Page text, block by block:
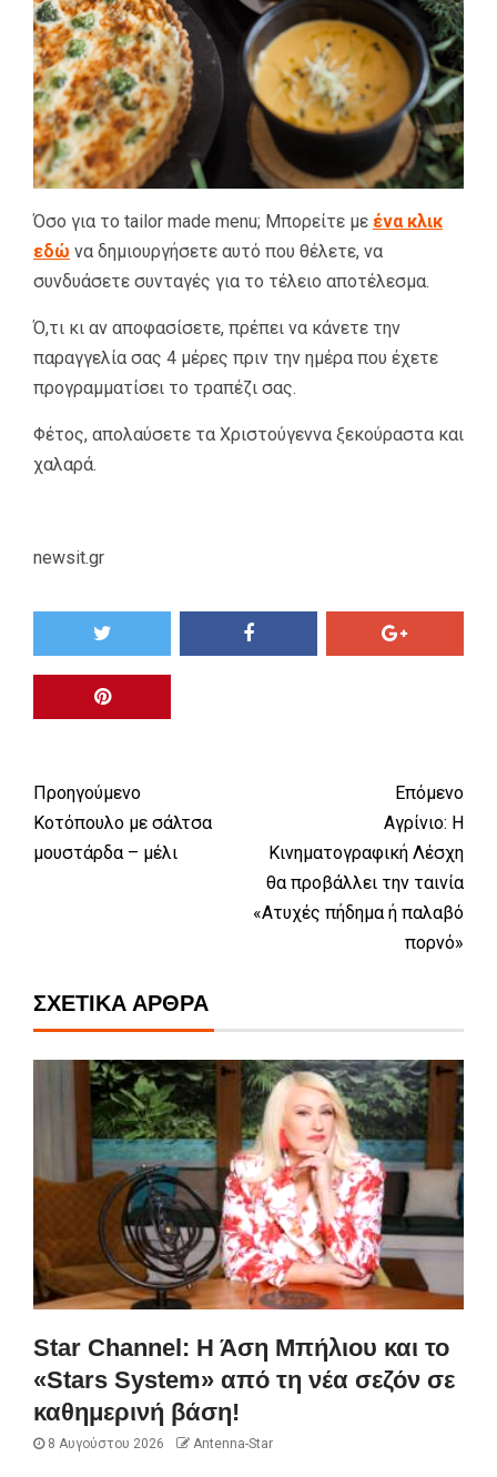
Όσο για το tailor made menu; Μπορείτε με ένα κλικ
εδώ να δημιουργήσετε αυτό που θέλετε, να
συνδυάσετε συνταγές για το τέλειο αποτέλεσμα.
Ό,τι κι αν αποφασίσετε, πρέπει να κάνετε την
παραγγελία σας 4 μέρες πριν την ημέρα που έχετε
προγραμματίσει το τραπέζι σας.
Φέτος, απολαύσετε τα Χριστούγεννα ξεκούραστα και
χαλαρά.
newsit.gr
Προηγούμενο
Κοτόπουλο με σάλτσα
μουστάρδα – μέλι
Επόμενο
Αγρίνιο: Η
Κινηματογραφική Λέσχη
θα προβάλλει την ταινία
«Ατυχές πήδημα ή παλαβό
πορνό»
ΣΧΕΤΙΚΆ ΆΡΘΡΑ
Star Channel: Η Άση Μπήλιου και το
«Stars System» από τη νέα σεζόν σε
καθημερινή βάση!
8 Αυγούστου 2026 Antenna-Star